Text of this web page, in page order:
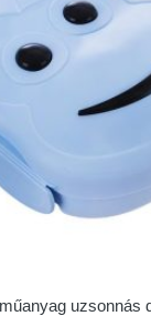
uzsonnás